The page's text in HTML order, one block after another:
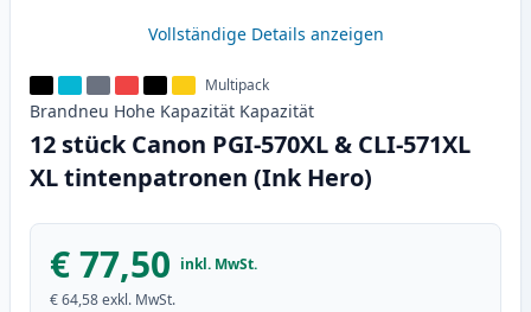
Vollständige Details anzeigen
Multipack
Brandneu Hohe Kapazität Kapazität
12 stück Canon PGI-570XL & CLI-571XL
XL tintenpatronen (Ink Hero)
€ 77,50 inkl. MwSt.
€ 64,58exkl. MwSt.